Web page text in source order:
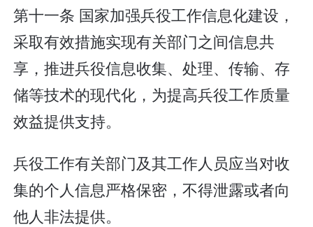
第十一条 国家加强兵役工作信息化建设，
采取有效措施实现有关部门之间信息共
享，推进兵役信息收集、处理、传输、存
储等技术的现代化，为提高兵役工作质量
效益提供支持。
兵役工作有关部门及其工作人员应当对收
集的个人信息严格保密，不得泄露或者向
他人非法提供。